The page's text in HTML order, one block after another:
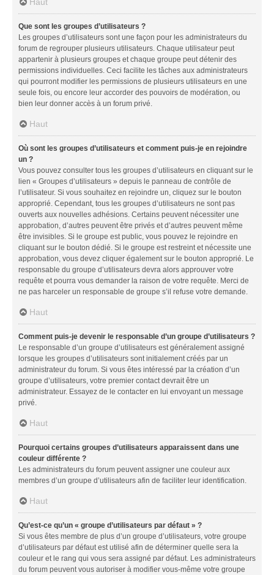
Que sont les groupes d’utilisateurs ?
Les groupes d’utilisateurs sont une façon pour les administrateurs du
forum de regrouper plusieurs utilisateurs. Chaque utilisateur peut
appartenir à plusieurs groupes et chaque groupe peut détenir des
permissions individuelles. Ceci facilite les tâches aux administrateurs
qui pourront modifier les permissions de plusieurs utilisateurs en une
seule fois, ou encore leur accorder des pouvoirs de modération, ou
bien leur donner accès à un forum privé.
Haut
Où sont les groupes d’utilisateurs et comment puis-je en rejoindre
un ?
Vous pouvez consulter tous les groupes d’utilisateurs en cliquant sur le
lien « Groupes d’utilisateurs » depuis le panneau de contrôle de
l’utilisateur. Si vous souhaitez en rejoindre un, cliquez sur le bouton
approprié. Cependant, tous les groupes d’utilisateurs ne sont pas
ouverts aux nouvelles adhésions. Certains peuvent nécessiter une
approbation, d’autres peuvent être privés et d’autres peuvent même
être invisibles. Si le groupe est public, vous pouvez le rejoindre en
cliquant sur le bouton dédié. Si le groupe est restreint et nécessite une
approbation, vous devez cliquer également sur le bouton approprié. Le
responsable du groupe d’utilisateurs devra alors approuver votre
requête et pourra vous demander la raison de votre requête. Merci de
ne pas harceler un responsable de groupe s’il refuse votre demande.
Haut
Comment puis-je devenir le responsable d’un groupe d’utilisateurs ?
Le responsable d’un groupe d’utilisateurs est généralement assigné
lorsque les groupes d’utilisateurs sont initialement créés par un
administrateur du forum. Si vous êtes intéressé par la création d’un
groupe d’utilisateurs, votre premier contact devrait être un
administrateur. Essayez de le contacter en lui envoyant un message
privé.
Haut
Pourquoi certains groupes d’utilisateurs apparaissent dans une
couleur différente ?
Les administrateurs du forum peuvent assigner une couleur aux
membres d’un groupe d’utilisateurs afin de faciliter leur identification.
Haut
Qu’est-ce qu’un « groupe d’utilisateurs par défaut » ?
Si vous êtes membre de plus d’un groupe d’utilisateurs, votre groupe
d’utilisateurs par défaut est utilisé afin de déterminer quelle sera la
couleur et le rang qui vous sera assigné par défaut. Les administrateurs
du forum peuvent vous autoriser à modifier vous-même votre groupe